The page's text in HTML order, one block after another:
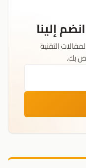
إلينا
التقنية
بك.